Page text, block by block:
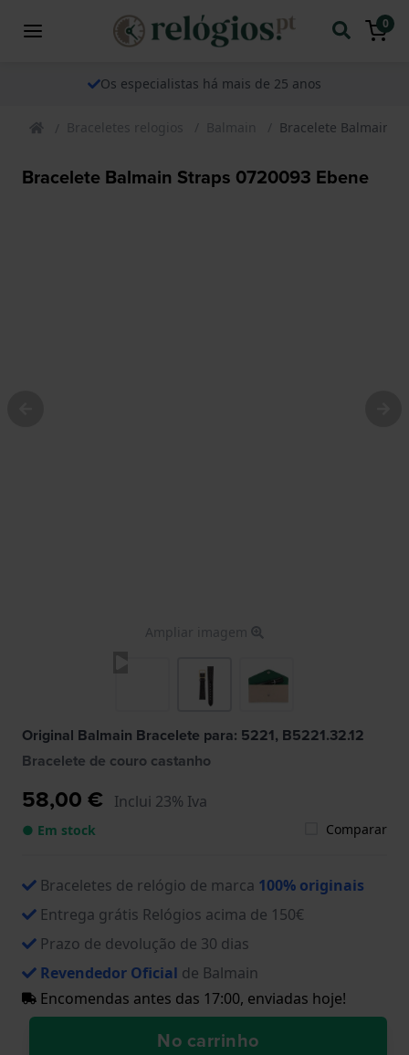
0
Os especialistas há mais de 25 anos
Braceletes relogios Balmain Bracelete Balmain
Bracelete Balmain Straps 0720093 Ebene
Ampliar imagem
Original Balmain Bracelete para: 5221, B5221.32.12
Bracelete de couro castanho
58,00 € Inclui 23% Iva
● Em stock Comparar
Braceletes de relógio de marca 100% originais
Entrega grátis Relógios acima de 150€
Prazo de devolução de 30 dias
Revendedor Oficial de Balmain
Encomendas antes das 17:00, enviadas hoje!
No carrinho